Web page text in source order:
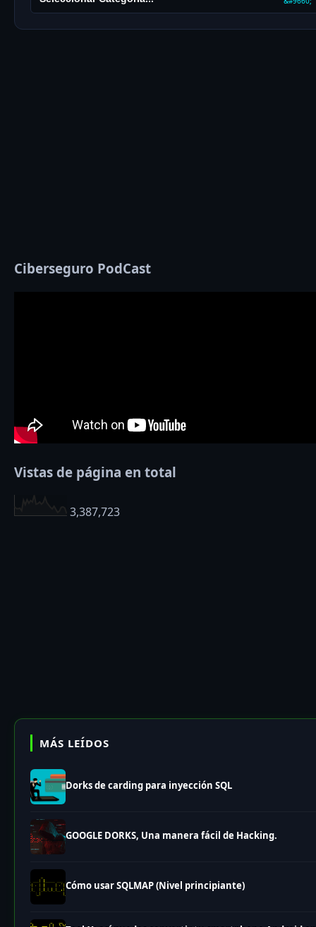
Ciberseguro PodCast
Vistas de página en total
3,387,723
MÁS LEÍDOS
Dorks de carding para inyección SQL
GOOGLE DORKS, Una manera fácil de Hacking.
Cómo usar SQLMAP (Nivel principiante)